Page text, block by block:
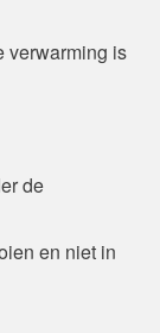
verwarming is
de
en niet in